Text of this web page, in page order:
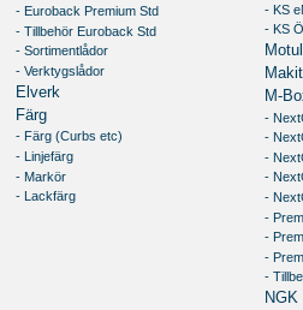
- Euroback Premium Std
- Tillbehör Euroback Std
- Sortimentlådor
- Verktygslådor
Elverk
Färg
- Färg (Curbs etc)
- Linjefärg
- Markör
- Lackfärg
- KS
- KS
Motul
M-
-
-
-
-
-
-
-
-
-
NGK